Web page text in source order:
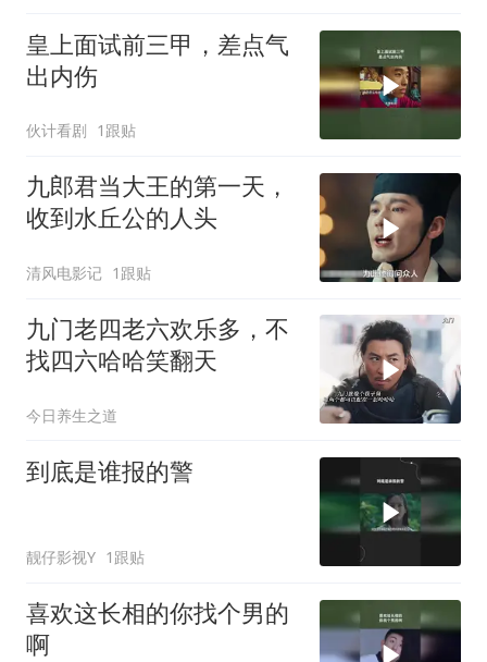
皇上面试前三甲，差点气
出内伤
伙计看剧 1跟贴
九郎君当大王的第一天，
收到水丘公的人头
清风电影记 1跟贴
九门老四老六欢乐多，不
找四六哈哈笑翻天
今日养生之道
到底是谁报的警
靓仔影视Y 1跟贴
喜欢这长相的你找个男的
啊